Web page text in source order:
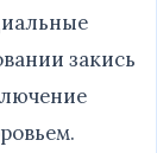
закись